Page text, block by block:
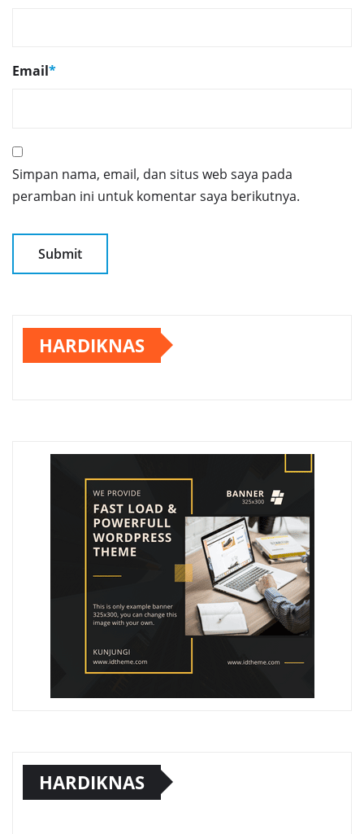
Email*
Simpan nama, email, dan situs web saya pada
peramban ini untuk komentar saya berikutnya.
HARDIKNAS
HARDIKNAS